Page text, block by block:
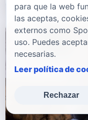
para que la web
las aceptas,
externos como
uso. Puedes
necesarias.
Leer política de
Rechazar